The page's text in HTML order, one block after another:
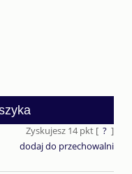
Zyskujesz 14pkt [ ? ]
dodaj do przechowalni